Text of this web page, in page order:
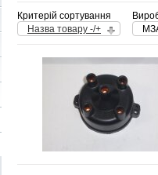
Критерій сортування
Назва товару -/+